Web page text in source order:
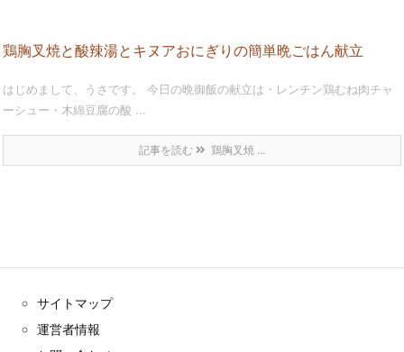
鶏胸叉焼と酸辣湯とキヌアおにぎりの簡単晩ごはん献立
はじめまして、うさです。 今日の晩御飯の献立は・レンチン鶏むね肉チャ
ーシュー・木綿豆腐の酸 ...
記事を読む 鶏胸叉焼 ...
サイトマップ
運営者情報